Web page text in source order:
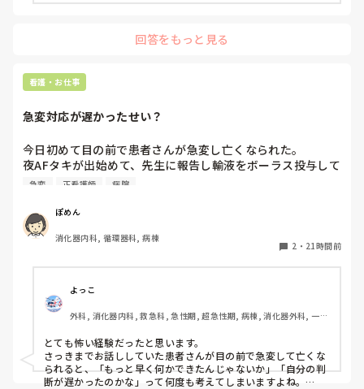
回答をもっと見る
看護・お仕事
急変対応が遅かったせい？
今日初めて目の前で患者さんが急変し亡くなられた。
夜AFタキが出始めて、先生に報告し輸液をボーラス投与して
AF波形のままだったけど徐々にレートも落ち着いたし患者
またレートが上がり出したので先生に電話をかけた途端急に
VT波形に移行した。その後VF波形になって、今の今まで話
してた患者さんが目の前で痙攣して亡くなってしまった。
私の判断が遅かったから？DCが病棟に置いてなくてAEDで対
応したから？と、色々悩んでしまいます。
急変 正看護師 病院
ぽめん
消化器内科, 循環器科, 病棟
2 ・ 21時間前
よっこ
外科, 消化器内科, 救急科, 急性期, 超急性期, 病棟, 消化器外科, 一般
とても怖い経験だったと思います。
さっきまでお話ししていた患者さんが目の前で急変して亡くな
られると、「もっと早く何かできたんじゃないか」「自分の判
断が遅かったのかな」って何度も考えてしまいますよね。